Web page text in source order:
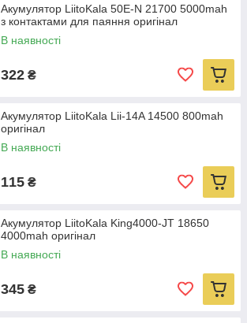
Акумулятор LiitoKala 50E-N 21700 5000mah
з контактами для паяння оригінал
В наявності
322 ₴
Акумулятор LiitoKala Lii-14A 14500 800mah
оригінал
В наявності
115 ₴
Акумулятор LiitoKala King4000-JT 18650
4000mah оригінал
В наявності
345 ₴